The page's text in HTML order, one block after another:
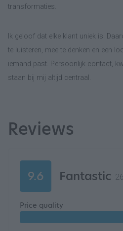
transformaties.
Ik geloof dat elke klant uniek is.
te luisteren, mee te denken en een
iemand past. Persoonlijk contact,
staan bij mij altijd centraal.
Reviews
9.6 Fantastic
Price quality